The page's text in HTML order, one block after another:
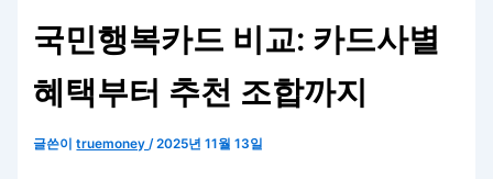
국민행복카드 비교: 카드사별
혜택부터 추천 조합까지
글쓴이truemoney/2025년 11월 13일